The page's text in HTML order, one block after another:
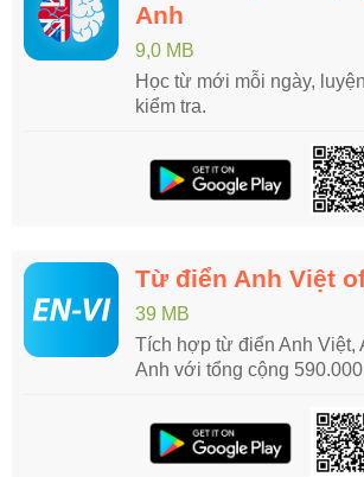
Anh
9,0 MB
Học từ mới mỗi ngày,
kiểm tra.
Từ điển Anh Việt
39 MB
Tích hợp từ điển Anh Việt,
Anh với tổng cộng